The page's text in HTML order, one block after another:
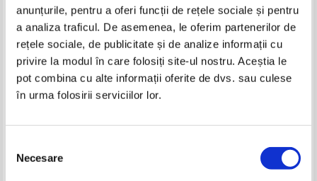
anunțurile, pentru a oferi funcții de rețele sociale și pentru
a analiza traficul. De asemenea, le oferim partenerilor de
rețele sociale, de publicitate și de analize informații cu
privire la modul în care folosiți site-ul nostru. Aceștia le
pot combina cu alte informații oferite de dvs. sau culese
în urma folosirii serviciilor lor.
consimțământului
Necesare
Pascal Bruckner - Care dintre noi
18,00Lei 10,80
Adaugă în coș
Laurent Binet - Operatiunea
Anthropoid. Povestea asasinarii
lui Heydrich
Lei
Adaugă în coș